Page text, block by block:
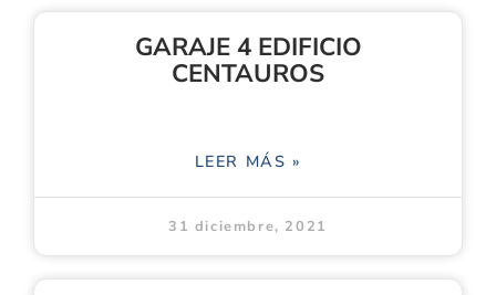
GARAJE 4 EDIFICIO
CENTAUROS
LEER MÁS »
31 diciembre, 2021